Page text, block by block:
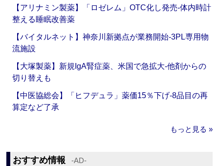
【アリナミン製薬】「ロゼレム」OTC化し発売‐体内時計
整える睡眠改善薬
【バイタルネット】神奈川新拠点が業務開始‐3PL専用物
流施設
【大塚製薬】新規IgA腎症薬、米国で急拡大‐他剤からの
切り替えも
【中医協総会】「ヒフデュラ」薬価15％下げ‐8品目の再
算定など了承
もっと見る »
おすすめ情報 ‐AD‐